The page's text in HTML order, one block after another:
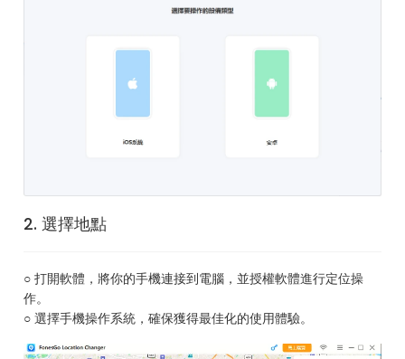
2. 選擇地點
○ 打開軟體，將你的手機連接到電腦，並授權軟體進行定位操
作。
○ 選擇手機操作系統，確保獲得最佳化的使用體驗。